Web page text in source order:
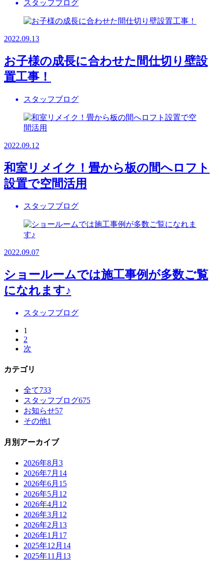
スタッフブログ
2022.09.13
お子様の成長に合わせた間仕切り壁設
置工事！
スタッフブログ
2022.09.12
和室リメイク！畳から板の間へロフト
設置で空間活用
スタッフブログ
2022.09.07
ショールームでは施工事例が多数ご覧
になれます♪
スタッフブログ
1
2
次
カテゴリ
全て733
スタッフブログ675
お知らせ57
その他1
月別アーカイブ
2026年8月 3
2026年7月 14
2026年6月 15
2026年5月 12
2026年4月 12
2026年3月 12
2026年2月 13
2026年1月 17
2025年12月 14
2025年11月 13